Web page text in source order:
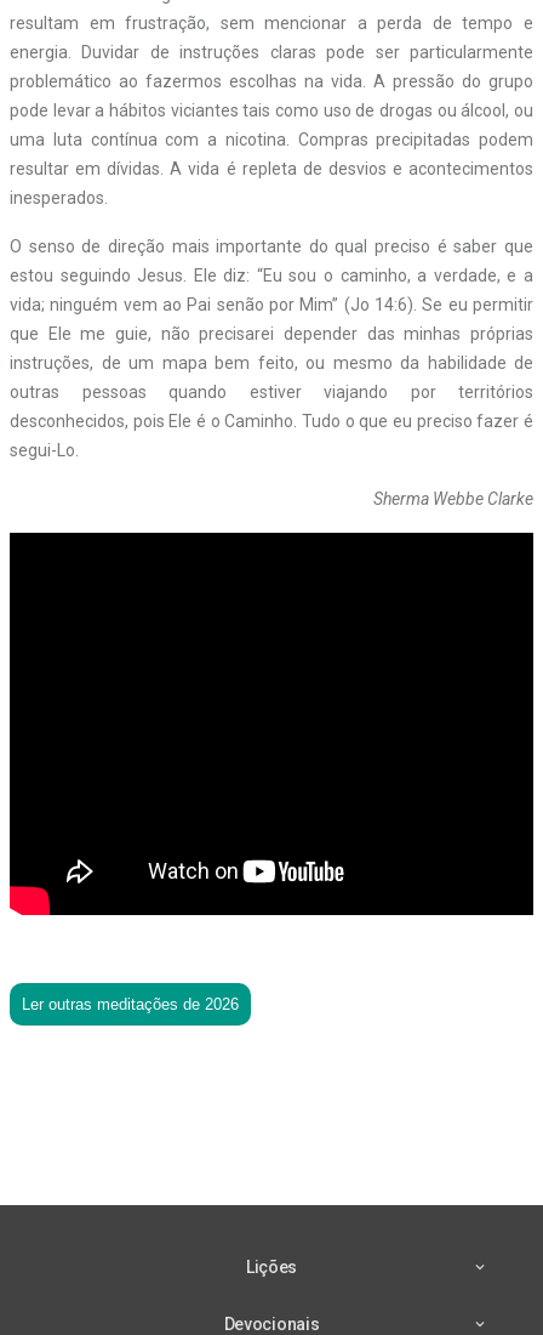
resultam em frustração, sem mencionar a perda de tempo e
energia. Duvidar de instruções claras pode ser particularmente
problemático ao fazermos escolhas na vida. A pressão do grupo
pode levar a hábitos viciantes tais como uso de drogas ou álcool, ou
uma luta contínua com a nicotina. Compras precipitadas podem
resultar em dívidas. A vida é repleta de desvios e acontecimentos
inesperados.
O senso de direção mais importante do qual preciso é saber que
estou seguindo Jesus. Ele diz: “Eu sou o caminho, a verdade, e a
vida; ninguém vem ao Pai senão por Mim” (Jo 14:6). Se eu permitir
que Ele me guie, não precisarei depender das minhas próprias
instruções, de um mapa bem feito, ou mesmo da habilidade de
outras pessoas quando estiver viajando por territórios
desconhecidos, pois Ele é o Caminho. Tudo o que eu preciso fazer é
segui-Lo.
Sherma Webbe Clarke
Ler outras meditações de 2026
Lições
Devocionais